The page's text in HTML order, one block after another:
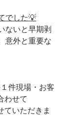
でした💡
ないと早期剥
意外と重要な
件現場・お客
わせて
ていただきま